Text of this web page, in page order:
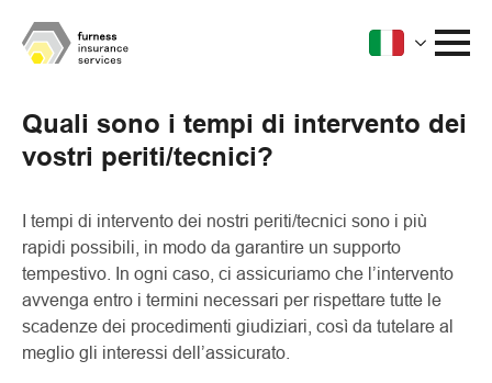
Quali sono i tempi di intervento dei
vostri periti/tecnici?
I tempi di intervento dei nostri periti/tecnici sono i più
rapidi possibili, in modo da garantire un supporto
tempestivo. In ogni caso, ci assicuriamo che l’intervento
avvenga entro i termini necessari per rispettare tutte le
scadenze dei procedimenti giudiziari, così da tutelare al
meglio gli interessi dell’assicurato.